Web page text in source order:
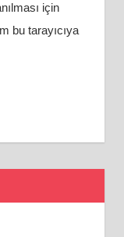
için
bu tarayıcıya